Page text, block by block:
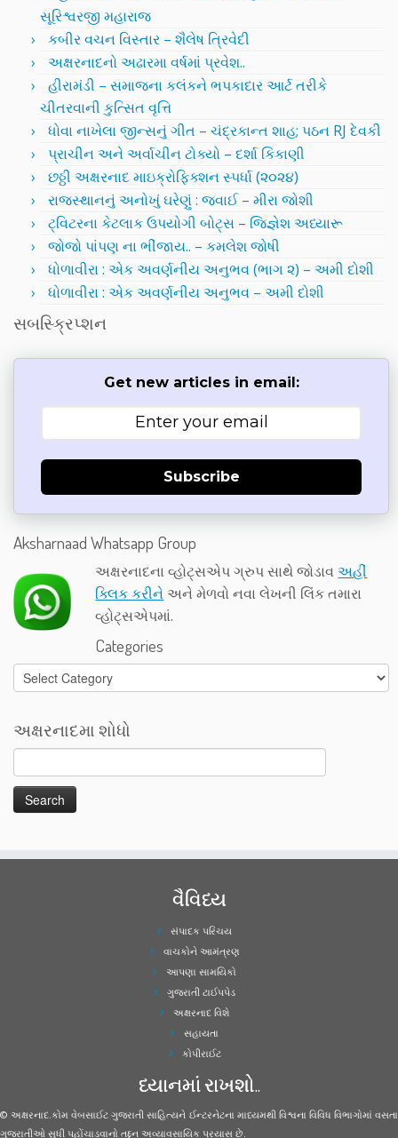
સૂરિશ્વરજી મહારાજ
કબીર વચન વિસ્તાર – શૈલેષ ત્રિવેદી
અક્ષરનાદનો અઢારમા વર્ષમાં પ્રવેશ..
હીરામંડી – સમાજના કલંકને ભપકાદાર આર્ટ તરીકે
ચીતરવાની કુત્સિત વૃત્તિ
ધોવા નાખેલા જીન્સનું ગીત – ચંદ્રકાન્ત શાહ; પઠન RJ દેવકી
પ્રાચીન અને અર્વાચીન ટોક્યો – દર્શા કિકાણી
છઠ્ઠી અક્ષરનાદ માઇક્રોફિક્શન સ્પર્ધા (૨૦૨૪)
રાજસ્થાનનું અનોખું ઘરેણું : જવાઈ – મીરા જોશી
ટ્વિટરના કેટલાક ઉપયોગી બોટ્સ – જિજ્ઞેશ અધ્યારૂ
જોજો પાંપણ ના ભીંજાય.. – કમલેશ જોષી
ધોળાવીરા : એક અવર્ણનીય અનુભવ (ભાગ ૨) – અમી દોશી
ધોળાવીરા : એક અવર્ણનીય અનુભવ – અમી દોશી
સબસ્ક્રિપ્શન
Get new articles in email:
Subscribe
Aksharnaad Whatsapp Group
અક્ષરનાદના વ્હોટ્સએપ ગ્રુપ સાથે જોડાવઅહીં
ક્લિક કરીને અને મેળવો નવા લેખની લિંક તમારા
વ્હોટ્સએપમાં.
Categories
Categories
અક્ષરનાદમા શોધો
વૈવિધ્ય
સંપાદક પરિચય
વાચકોને આમંત્રણ
આપણા સામયિકો
ગુજરાતી ટાઈપપેડ
અક્ષરનાદ વિશે
સહાયતા
કોપીરાઈટ
ધ્યાનમાં રાખશો..
© અક્ષરનાદ.કોમ વેબસાઈટ ગુજરાતી સાહિત્યને ઈન્ટરનેટના માધ્યમથી વિશ્વના વિવિધ વિભાગોમાં વસતા
ગુજરાતીઓ સુધી પહોંચાડવાનો તદ્દન અવ્યાવસાયિક પ્રયાસ છે.